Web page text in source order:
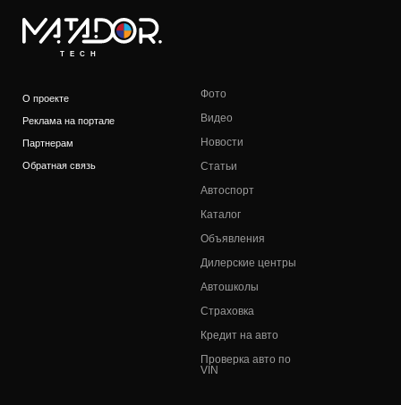
TECH
О проекте
Реклама на портале
Партнерам
Обратная связь
Фото
Видео
Новости
Статьи
Автоспорт
Каталог
Объявления
Дилерские центры
Автошколы
Страховка
Кредит на авто
Проверка авто по
VIN